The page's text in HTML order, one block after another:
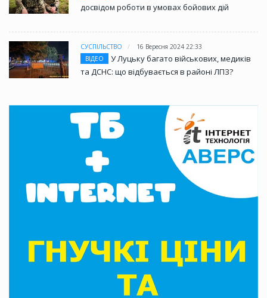
досвідом роботи в умовах бойових дій
СУСПІЛЬСТВО
16 Вересня 2024 22:33
ВІДЕО
У Луцьку багато військових, медиків
та ДСНС: що відбувається в районі ЛПЗ?